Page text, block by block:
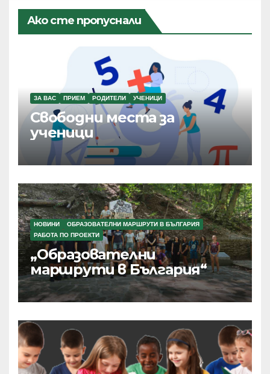
Ако сте пропуснали
ЗА ВАС ПРИЕМ РОДИТЕЛИ УЧЕНИЦИ
Свободни места за
ученици
НОВИНИ
ОБРАЗОВАТЕЛНИ МАРШРУТИ В БЪЛГАРИЯ
РАБОТА ПО ПРОЕКТИ
„Образователни
маршрути в България“